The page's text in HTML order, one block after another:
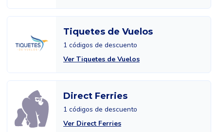
Tiquetes de Vuelos
1 códigos de descuento
Ver Tiquetes de Vuelos
Direct Ferries
1 códigos de descuento
Ver Direct Ferries